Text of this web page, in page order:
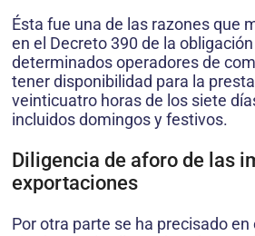
Ésta fue una de las razones que
en el Decreto 390 de la
determinados operadores de
tener disponibilidad para la
veinticuatro horas de los siete
incluidos domingos y festivos.
Diligencia de aforo de las
exportaciones
Por otra parte se ha precisado en